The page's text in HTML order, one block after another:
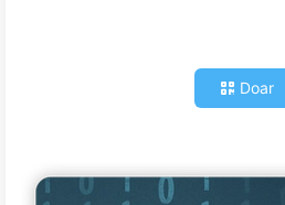
Doar